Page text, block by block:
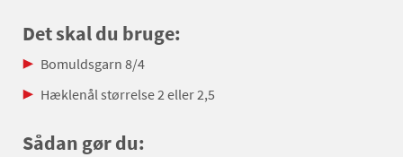
Det skal du bruge:
Bomuldsgarn 8/4
Hæklenål størrelse 2 eller 2,5
Sådan gør du: